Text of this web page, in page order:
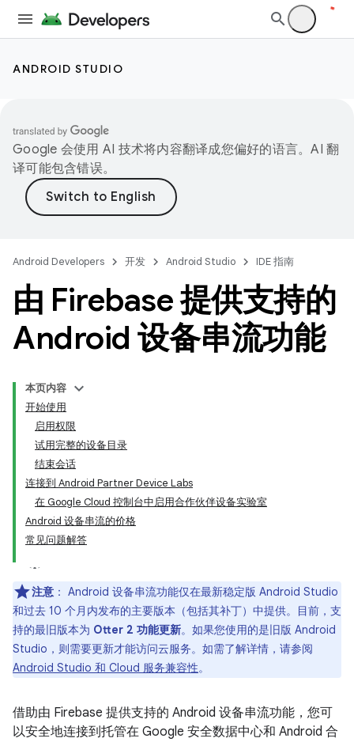
ANDROID STUDIO
Google 会使用 AI 技术将内容翻译成您偏好的语言。AI 翻
译可能包含错误。
Android Developers 开发 Android Studio IDE 指南
由 Firebase 提供支持的
Android 设备串流功能
本页内容
开始使用
启用权限
试用完整的设备目录
结束会话
连接到 Android Partner Device Labs
在 Google Cloud 控制台中启用合作伙伴设备实验室
Android 设备串流的价格
常见问题解答
注意 ： Android 设备串流功能仅在最新稳定版 Android Studio
和过去 10 个月内发布的主要版本（包括其补丁）中提供。目前，支
持的最旧版本为 Otter 2 功能更新。如果您使用的是旧版 Android
Studio，则需要更新才能访问云服务。如需了解详情，请参阅
Android Studio 和 Cloud 服务兼容性。
借助由 Firebase 提供支持的 Android 设备串流功能，您可
以安全地连接到托管在 Google 安全数据中心和 Android 合